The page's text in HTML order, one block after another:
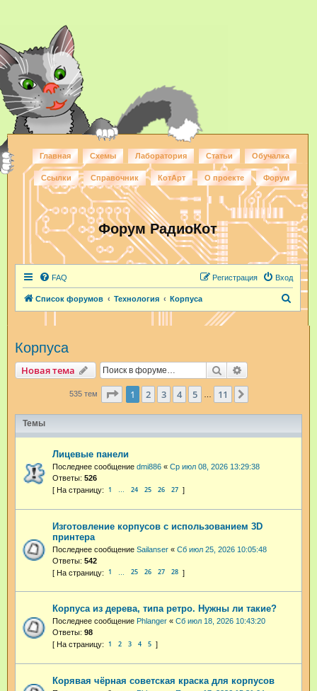
Главная Схемы Лаборатория Статьи Обучалка
Ссылки Справочник КотАрт О проекте Форум
Форум РадиоКот
FAQ Вход
Регистрация
Список форумов Технология Корпуса
Корпуса
Новая тема Поиск
535 тем Страница из 11
1 2 3 4 5 11
Темы
Лицевые панели
Последнее сообщение dmi886 « Ср июл 08, 2026 13:29:38
Ответы: 526
1 … 24 25 26 27
Изготовление корпусов с использованием 3D
принтера
Последнее сообщение Sailanser « Сб июл 25, 2026 10:05:48
Ответы: 542
1 25 26 27 28
Корпуса из дерева, типа ретро. Нужны ли такие?
Последнее сообщение Phlanger « Сб июл 18, 2026 10:43:20
Ответы: 98
1 2 3 4 5
Корявая чёрная советская краска для корпусов